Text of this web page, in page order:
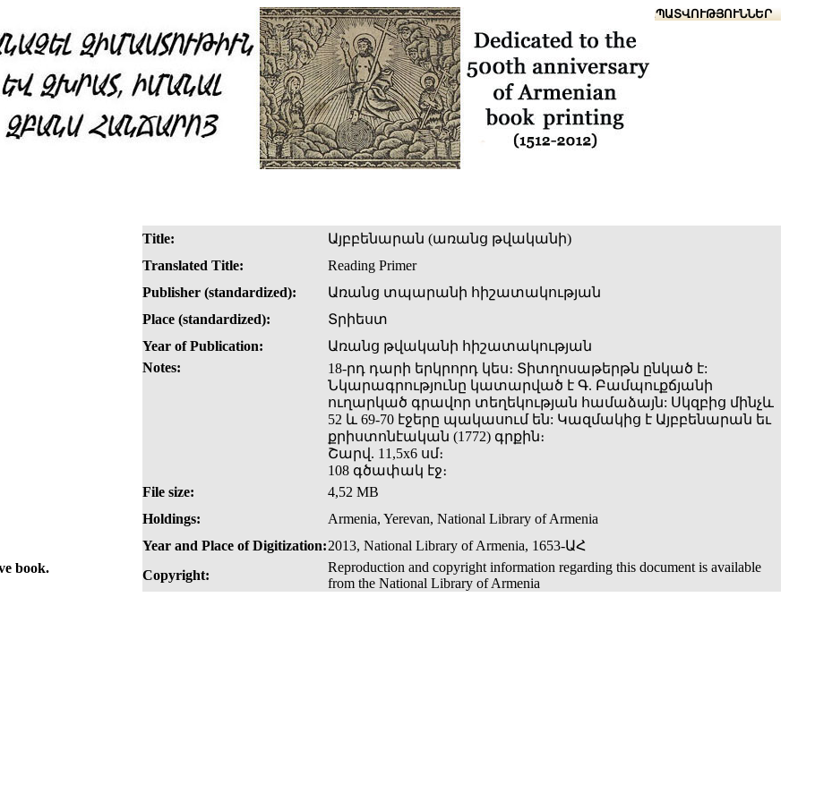
ՆԱԽԱՊԱՏՎՈՒԹՅՈՒՆՆԵՐ
Title:
Այբբենարան (առանց թվականի)
Translated Title:
Reading Primer
Publisher (standardized):
Առանց տպարանի հիշատակության
Place (standardized):
Տրիեստ
Year of Publication:
Առանց թվականի հիշատակության
Notes:
18-րդ դարի երկրորդ կես։ Տիտղոսաթերթն ընկած է:
Նկարագրությունը կատարված է Գ. Բամպուքճյանի
ուղարկած գրավոր տեղեկության համաձայն: Սկզբից մինչև
52 և 69-70 էջերը պակասում են: Կազմակից է Այբբենարան եւ
քրիստոնէական (1772) գրքին։
Շարվ. 11,5x6 սմ։
108 գծափակ էջ։
File size:
4,52 MB
Holdings:
Armenia, Yerevan, National Library of Armenia
Year and Place of Digitization:2013, National Library of Armenia, 1653-ԱՀ
book.
Copyright:
Reproduction and copyright information regarding this document is available
from the National Library of Armenia